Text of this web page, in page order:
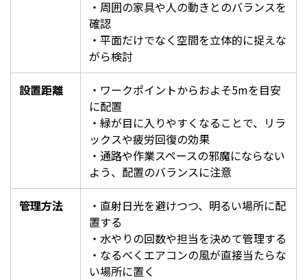
・周囲の家具や人の動きとのバランスを
確認
・平面だけでなく空間を立体的に捉えな
がら検討
設置距離
・ワークポイントからおよそ5mを目安
に配置
・緑が目に入りやすくなることで、リラ
ックスや疲労回復の効果
・通路や作業スペースの邪魔にならない
よう、配置のバランスに注意
管理方法
・直射日光を避けつつ、明るい場所に配
置する
・水やりの回数や担当を決めて管理する
・なるべくエアコンの風が直接当たらな
い場所に置く